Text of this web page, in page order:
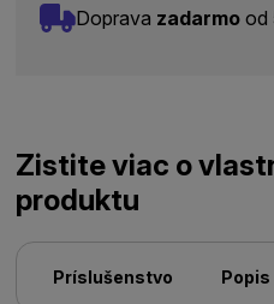
Doprava zadarmo od
Zistite viac o
produktu
Príslušenstvo Popis